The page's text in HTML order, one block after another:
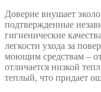
Доверие внушает
подтвержденные
гигиенические
легкости ухода за
моющим средствам –
отличается низкой
теплый, что придает